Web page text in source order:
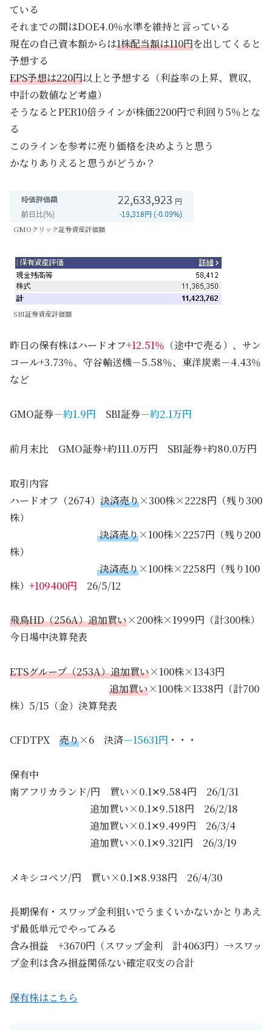
ている
それまでの間はDOE4.0％水準を維持と言っている
現在の自己資本額からは1株配当額は110円を出してくると
予想する
EPS予想は220円以上と予想する（利益率の上昇、買収、
中計の数値など考慮）
そうなるとPER10倍ラインが株価2200円で利回り5％とな
る
このラインを参考に売り価格を決めようと思う
かなりありえると思うがどうか？
GMOクリック証券資産評価額
SBI証券資産評価額
昨日の保有株はハードオフ+12.51％ （途中で売る）、サン
コール+3.73％、守谷輸送機－5.58％、東洋炭素－4.43％
など
GMO証券－約1.9円 SBI証券－約2.1万円
前月末比 GMO証券+約111.0万円 SBI証券+約80.0万円
取引内容
ハードオフ（2674） 決済売り×300株×2228円（残り300
株）
決済売り×100株×2257円（残り200
株）
決済売り×100株×2258円（残り100
株） +109400円 26/5/12
飛鳥HD（256A）追加買い×200株×1999円（計300株）
今日場中決算発表
ETSグループ（253A）追加買い×100株×1343円
追加買い×100株×1338円（計700
株）5/15（金）決算発表
CFDTPX 売り×6 決済－15631円 ・・・
保有中
南アフリカランド/円 買い×0.1✕9.584円 26/1/31
追加買い×0.1✕9.518円 26/2/18
追加買い×0.1✕9.499円 26/3/4
追加買い×0.1✕9.321円 26/3/19
メキシコペソ/円 買い×0.1✕8.938円 26/4/30
長期保有・スワップ金利狙いでうまくいかないかとりあえ
ず最低単元でやってみる
含み損益 +3670円（スワップ金利 計4063円）→スワッ
プ金利は含み損益関係ない確定収支の合計
保有株はこちら